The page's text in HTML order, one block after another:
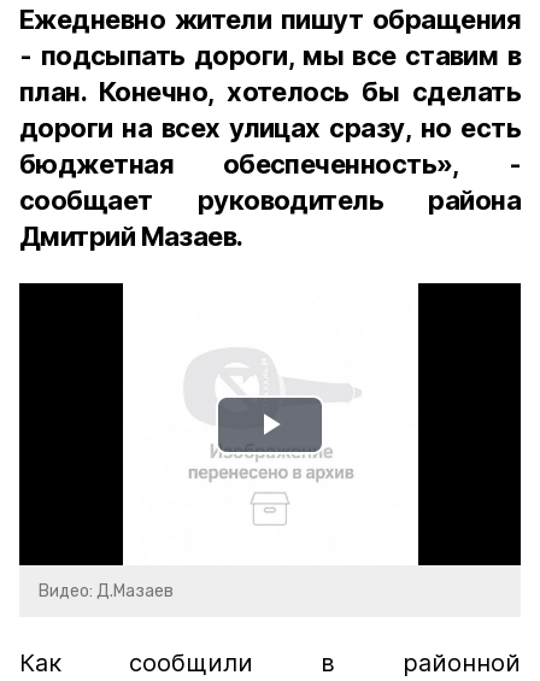
Ежедневно жители пишут обращения
- подсыпать дороги, мы все ставим в
план. Конечно, хотелось бы сделать
дороги на всех улицах сразу, но есть
бюджетная обеспеченность», -
сообщает руководитель района
Дмитрий Мазаев.
Play
Video
Видео: Д.Мазаев
Как сообщили в районной